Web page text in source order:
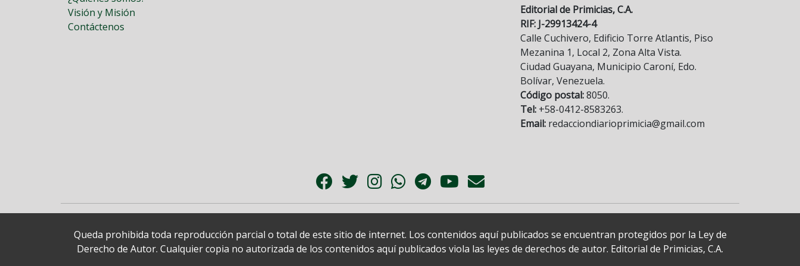
Visión y Misión
Contáctenos
Editorial de Primicias, C.A.
RIF: J-29913424-4
Calle Cuchivero, Edificio Torre Atlantis, Piso
Mezanina 1, Local 2, Zona Alta Vista.
Ciudad Guayana, Municipio Caroní, Edo.
Bolívar, Venezuela.
Código postal:8050.
Tel: +58-0412-8583263.
Email: redacciondiarioprimicia@gmail.com
Queda prohibida toda reproducción parcial o total de este sitio de internet. Los contenidos aquí publicados se encuentran protegidos por la Ley de
Derecho de Autor. Cualquier copia no autorizada de los contenidos aquí publicados viola las leyes de derechos de autor. Editorial de Primicias, C.A.